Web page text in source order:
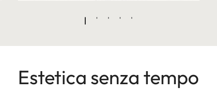
Estetica senza tempo